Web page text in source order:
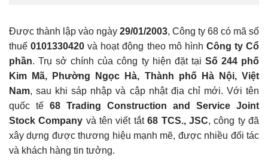
Được thành lập vào ngày 29/01/2003, Công ty 68 có mã số
thuế0101330420 và hoạt động theo mô hình Công ty Cổ
phần. Trụ sở chính của công ty hiện đặt tại Số 244 phố
Kim Mã, Phường Ngọc Hà, Thành phố Hà Nội, Việt
Nam, sau khi sáp nhập và cập nhật địa chỉ mới. Với tên
quốc tế 68 Trading Construction and Service Joint
Stock Company và tên viết tắt68 TCS., JSC, công ty đã
xây dựng được thương hiệu mạnh mẽ, được nhiều đối tác
và khách hàng tin tưởng.